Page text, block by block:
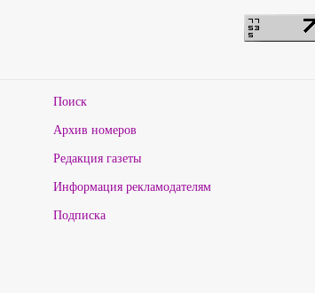
Поиск
Архив номеров
Редакция газеты
Информация рекламодателям
Подписка